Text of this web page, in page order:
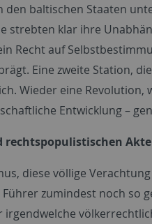
baltischen Staaten
strebten klar ihre
Recht auf
Eine zweite Station,
Wieder eine Revolution,
Entwicklung –
diese völlige
zumindest noch so